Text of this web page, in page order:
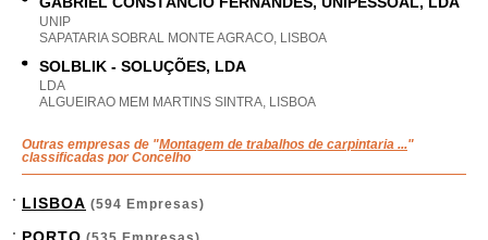
UNIP
SAPATARIA SOBRAL MONTE AGRACO, LISBOA
SOLBLIK - SOLUÇÕES, LDA
LDA
ALGUEIRAO MEM MARTINS SINTRA, LISBOA
Outras empresas de "Montagem de trabalhos de carpintaria ..."
classificadas por Concelho
LISBOA (594 Empresas)